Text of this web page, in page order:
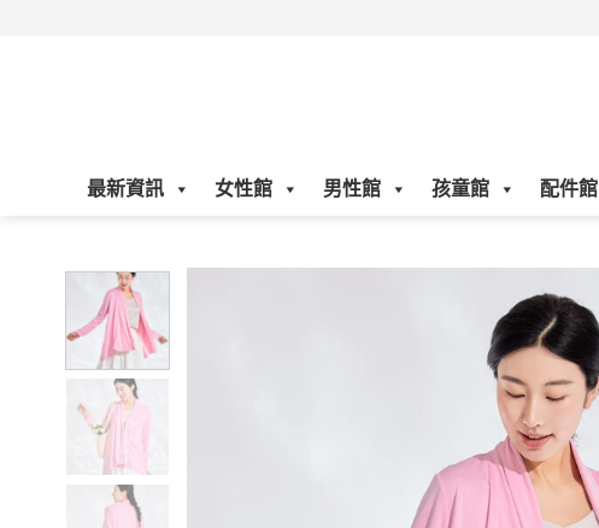
最新資訊 女性館 男性館 孩童館 配件館